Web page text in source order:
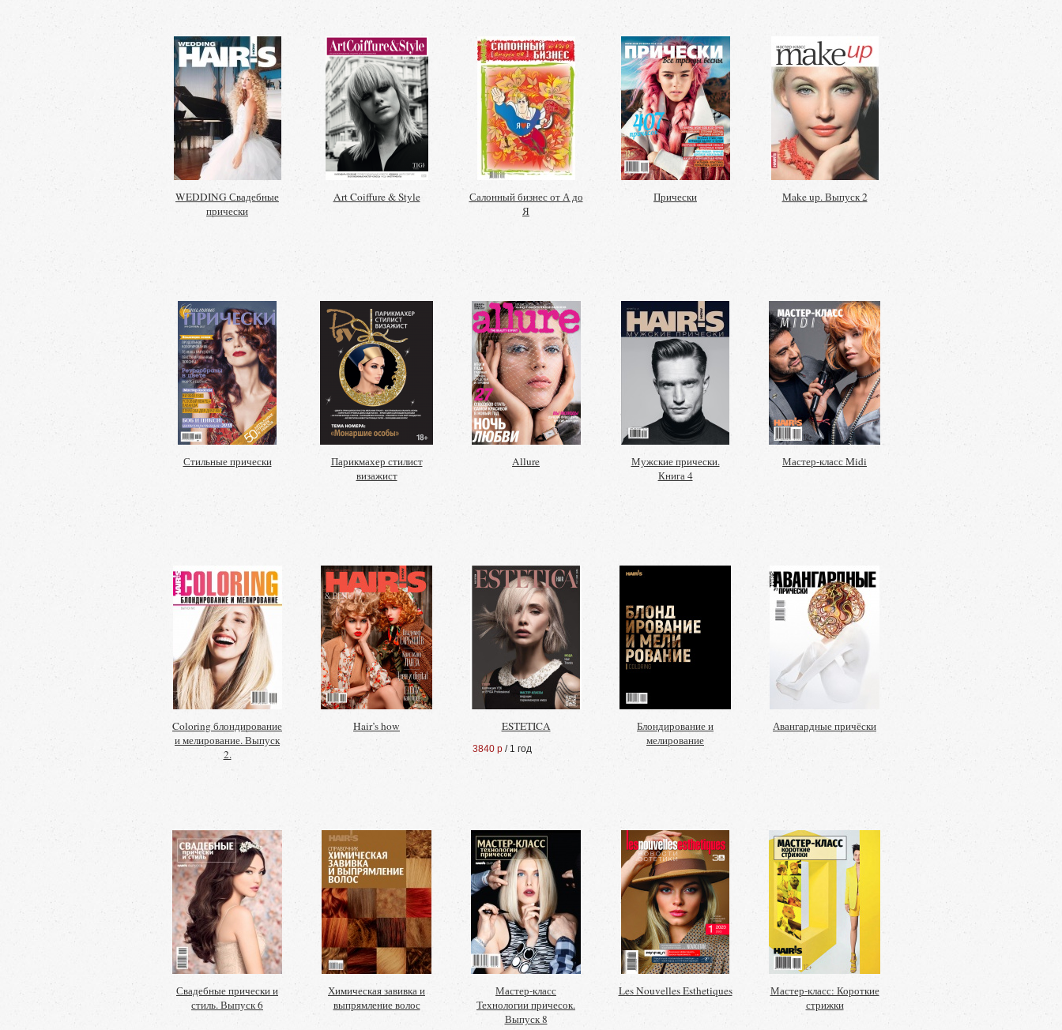
WEDDING Свадебные
прически
Art Coiffure & Style
Салонный бизнес от А до
Я
Прически Make up. Выпуск 2
Стильные прически
Парикмахер стилист
визажист
Allure
Мужские прически.
Книга 4
Мастер-класс Midi
Coloring блондирование
и мелирование. Выпуск
2.
Hair’s how ESTETICA
3840 р / 1 год
Блондирование и
мелирование
Авангардные причёски
Свадебные прически и
стиль. Выпуск 6
Химическая завивка и
выпрямление волос
Мастер-класс
Технологии причесок.
Выпуск 8
Les Nouvelles Esthetiques
Мастер-класс: Короткие
стрижки